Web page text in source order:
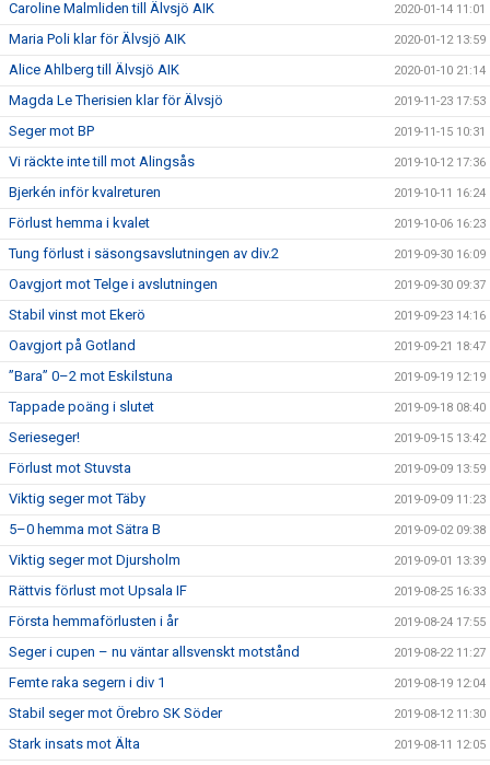
Caroline Malmliden till Älvsjö AIK 2020-01-14 11:01
Maria Poli klar för Älvsjö AIK 2020-01-12 13:59
Alice Ahlberg till Älvsjö AIK 2020-01-10 21:14
Magda Le Therisien klar för Älvsjö 2019-11-23 17:53
Seger mot BP 2019-11-15 10:31
Vi räckte inte till mot Alingsås 2019-10-12 17:36
Bjerkén inför kvalreturen 2019-10-11 16:24
Förlust hemma i kvalet 2019-10-06 16:23
Tung förlust i säsongsavslutningen av div.2 2019-09-30 16:09
Oavgjort mot Telge i avslutningen 2019-09-30 09:37
Stabil vinst mot Ekerö 2019-09-23 14:16
Oavgjort på Gotland 2019-09-21 18:47
”Bara” 0–2 mot Eskilstuna 2019-09-19 12:19
Tappade poäng i slutet 2019-09-18 08:40
Serieseger! 2019-09-15 13:42
Förlust mot Stuvsta 2019-09-09 13:59
Viktig seger mot Täby 2019-09-09 11:23
5–0 hemma mot Sätra B 2019-09-02 09:38
Viktig seger mot Djursholm 2019-09-01 13:39
Rättvis förlust mot Upsala IF 2019-08-25 16:33
Första hemmaförlusten i år 2019-08-24 17:55
Seger i cupen – nu väntar allsvenskt motstånd 2019-08-22 11:27
Femte raka segern i div 1 2019-08-19 12:04
Stabil seger mot Örebro SK Söder 2019-08-12 11:30
Stark insats mot Älta 2019-08-11 12:05